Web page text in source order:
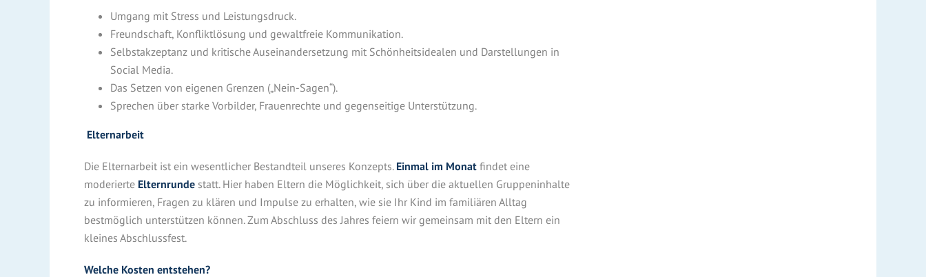
Umgang mit Stress und Leistungsdruck.
Freundschaft, Konfliktlösung und gewaltfreie Kommunikation.
Selbstakzeptanz und kritische Auseinandersetzung mit Schönheitsidealen und Darstellungen in
Social Media.
Das Setzen von eigenen Grenzen („Nein-Sagen“).
Sprechen über starke Vorbilder, Frauenrechte und gegenseitige Unterstützung.
Elternarbeit
Die Elternarbeit ist ein wesentlicher Bestandteil unseres Konzepts. Einmal im Monat findet eine
moderierte Elternrunde statt. Hier haben Eltern die Möglichkeit, sich über die aktuellen Gruppeninhalte
zu informieren, Fragen zu klären und Impulse zu erhalten, wie sie Ihr Kind im familiären Alltag
bestmöglich unterstützen können. Zum Abschluss des Jahres feiern wir gemeinsam mit den Eltern ein
kleines Abschlussfest.
Welche Kosten entstehen?